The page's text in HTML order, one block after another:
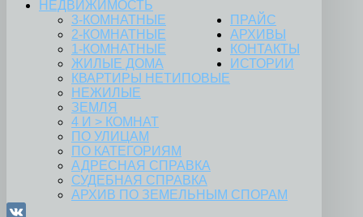
НЕДВИЖИМОСТЬ
3-КОМНАТНЫЕ
2-КОМНАТНЫЕ
1-КОМНАТНЫЕ
ЖИЛЫЕ ДОМА
КВАРТИРЫ НЕТИПОВЫЕ
НЕЖИЛЫЕ
ЗЕМЛЯ
4 И > КОМНАТ
ПРАЙС
АРХИВЫ
ПО УЛИЦАМ
ПО КАТЕГОРИЯМ
АДРЕСНАЯ СПРАВКА
СУДЕБНАЯ СПРАВКА
АРХИВ ПО ЗЕМЕЛЬНЫМ СПОРАМ
КОНТАКТЫ
ИСТОРИИ